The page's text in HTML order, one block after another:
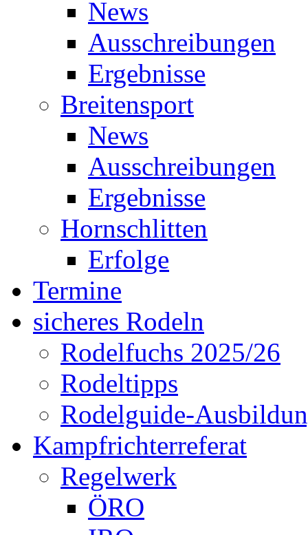
News
Ausschreibungen
Ergebnisse
Breitensport
News
Ausschreibungen
Ergebnisse
Hornschlitten
Erfolge
Termine
sicheres Rodeln
Rodelfuchs 2025/26
Rodeltipps
Rodelguide-
Kampfrichterreferat
Regelwerk
ÖRO